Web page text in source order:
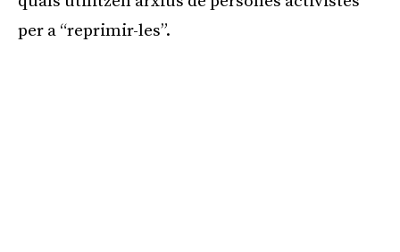
per a “reprimir-les”.